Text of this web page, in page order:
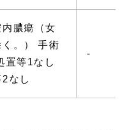
膿瘍（女
。） 手術
置等1なし
なし
-